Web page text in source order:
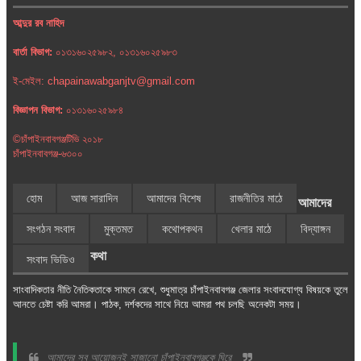
আব্দুর রব নাহিদ
বার্তা বিভাগ: ০১৩১৬০২৫৯৮২, ০১৩১৬০২৫৯৮৩
ই-মেইল: chapainawabganjtv@gmail.com
বিজ্ঞাপন বিভাগ: ০১৩১৬০২৫৯৮৪
©চাঁপাইনবাবগঞ্জটিভি ২০১৮
চাঁপাইনবাবগঞ্জ-৬৩০০
হোম আজ সারাদিন আমাদের বিশেষ রাজনীতির মাঠে
সংগঠন সংবাদ মুক্তমত কথোপকথন খেলার মাঠে বিদ্যাঙ্গন
সংবাদ ভিডিও
আমাদের
কথা
সাংবাদিকতার নীতি নৈতিকতাকে সামনে রেখে, শুধুমাত্র চাঁপাইনবাবগঞ্জ জেলার সংবাদযোগ্য বিষয়কে তুলে
আনতে চেষ্টা করি আমরা। পাঠক, দর্শকদের সাথে নিয়ে আমরা পথ চলছি অনেকটা সময়।
আমাদের সব আয়োজনই সাজানো চাঁপাইনবাবগঞ্জকে ঘিরে